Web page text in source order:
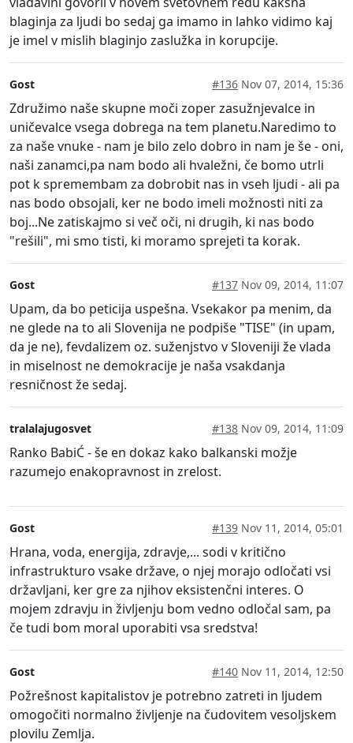
blaginja za ljudi bo sedaj ga imamo in lahko vidimo kaj
je imel v mislih blaginjo zaslužka in korupcije.
Gost #136 Nov 07, 2014, 15:36
Združimo naše skupne moči zoper zasužnjevalce in
uničevalce vsega dobrega na tem planetu.Naredimo to
za naše vnuke - nam je bilo zelo dobro in nam je še - oni,
naši zanamci,pa nam bodo ali hvaležni, če bomo utrli
pot k spremembam za dobrobit nas in vseh ljudi - ali pa
nas bodo obsojali, ker ne bodo imeli možnosti niti za
boj...Ne zatiskajmo si več oči, ni drugih, ki nas bodo
"rešili", mi smo tisti, ki moramo sprejeti ta korak.
Gost #137 Nov 09, 2014, 11:07
Upam, da bo peticija uspešna. Vsekakor pa menim, da
ne glede na to ali Slovenija ne podpiše "TISE" (in upam,
da je ne), fevdalizem oz. suženjstvo v Sloveniji že vlada
in miselnost ne demokracije je naša vsakdanja
resničnost že sedaj.
tralalajugosvet #138 Nov 09, 2014, 11:09
Ranko BabiĆ - še en dokaz kako balkanski možje
razumejo enakopravnost in zrelost.
Gost #139 Nov 11, 2014, 05:01
Hrana, voda, energija, zdravje,... sodi v kritično
infrastrukturo vsake države, o njej morajo odločati vsi
državljani, ker gre za njihov eksistenčni interes. O
mojem zdravju in življenju bom vedno odločal sam, pa
če tudi bom moral uporabiti vsa sredstva!
Gost #140 Nov 11, 2014, 12:50
Požrešnost kapitalistov je potrebno zatreti in ljudem
omogočiti normalno življenje na čudovitem vesoljskem
plovilu Zemlja.